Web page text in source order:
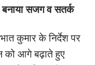
सजग व सतर्क
कुमार के निर्देश पर
को आगे बढ़ाते हुए